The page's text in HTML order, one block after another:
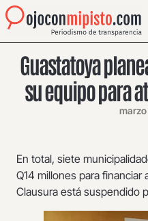
Guastatoya
su equipo para
En total, siete
Q14 millones para financiar
Clausura está suspendido